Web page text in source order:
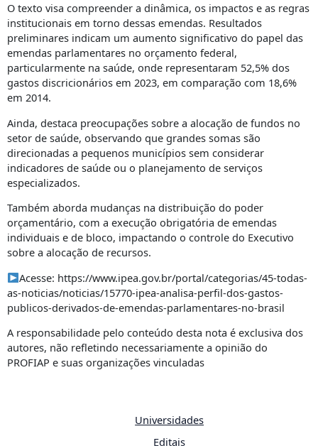
O texto visa compreender a dinâmica, os impactos e as regras
institucionais em torno dessas emendas. Resultados
preliminares indicam um aumento significativo do papel das
emendas parlamentares no orçamento federal,
particularmente na saúde, onde representaram 52,5% dos
gastos discricionários em 2023, em comparação com 18,6%
em 2014.
Ainda, destaca preocupações sobre a alocação de fundos no
setor de saúde, observando que grandes somas são
direcionadas a pequenos municípios sem considerar
indicadores de saúde ou o planejamento de serviços
especializados.
Também aborda mudanças na distribuição do poder
orçamentário, com a execução obrigatória de emendas
individuais e de bloco, impactando o controle do Executivo
sobre a alocação de recursos.
Acesse: https://www.ipea.gov.br/portal/categorias/45-todas-
as-noticias/noticias/15770-ipea-analisa-perfil-dos-gastos-
publicos-derivados-de-emendas-parlamentares-no-brasil
A responsabilidade pelo conteúdo desta nota é exclusiva dos
autores, não refletindo necessariamente a opinião do
PROFIAP e suas organizações vinculadas
Universidades
Editais